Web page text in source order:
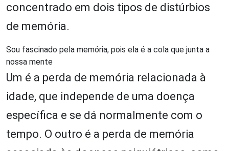
concentrado em dois tipos de distúrbios
de memória.
Sou fascinado pela memória, pois ela é a cola que junta a
nossa mente
Um é a perda de memória relacionada à
idade, que independe de uma doença
específica e se dá normalmente com o
tempo. O outro é a perda de memória